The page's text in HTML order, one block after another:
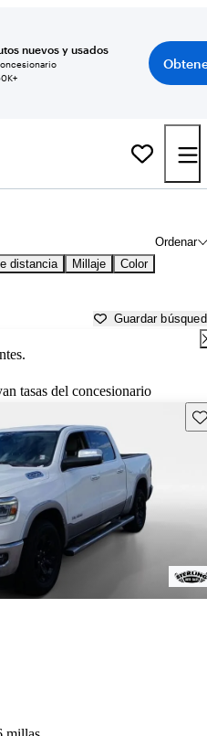
nuevos y usados
Ordenar
distancia Millaje Color
Guardar
tasas del concesionario